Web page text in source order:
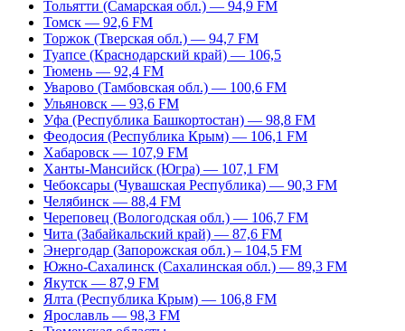
Тольятти (Самарская обл.) — 94,9 FM
Томск — 92,6 FM
Торжок (Тверская обл.) — 94,7 FM
Туапсе (Краснодарский край) — 106,5
Тюмень — 92,4 FM
Уварово (Тамбовская обл.) — 100,6 FM
Ульяновск — 93,6 FM
Уфа (Республика Башкортостан) — 98,8 FM
Феодосия (Республика Крым) — 106,1 FM
Хабаровск — 107,9 FM
Ханты-Мансийск (Югра) — 107,1 FM
Чебоксары (Чувашская Республика) — 90,3 FM
Челябинск — 88,4 FM
Череповец (Вологодская обл.) — 106,7 FM
Чита (Забайкальский край) — 87,6 FM
Энергодар (Запорожская обл.) – 104,5 FM
Южно-Сахалинск (Сахалинская обл.) — 89,3 FM
Якутск — 87,9 FM
Ялта (Республика Крым) — 106,8 FM
Ярославль — 98,3 FM